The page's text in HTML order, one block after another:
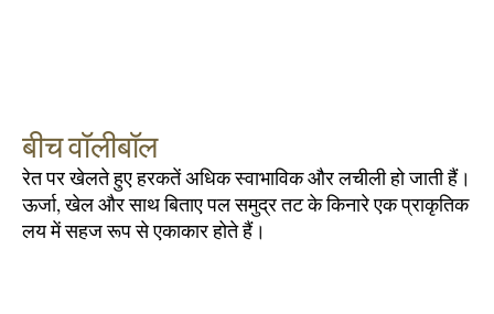
बीच वॉलीबॉल
रेत पर खेलते हुए हरकतें अधिक स्वाभाविक और लचीली हो जाती हैं।
ऊर्जा, खेल और साथ बिताए पल समुद्र तट के किनारे एक प्राकृतिक
लय में सहज रूप से एकाकार होते हैं।